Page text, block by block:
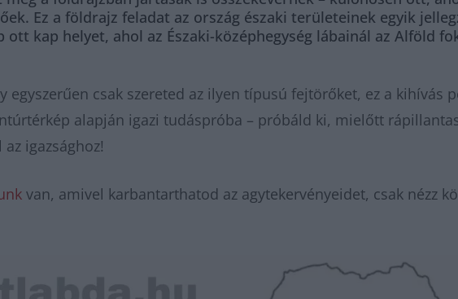
Ez a földrajz feladat az ország északi területeinek egyik
kap helyet, ahol az Északi-középhegység lábainál az Alföld
egyszerűen csak szereted az ilyen típusú fejtörőket, ez a kihívás
alapján igazi tudáspróba – próbáld ki, mielőtt
igazsághoz!
van, amivel karbantarthatod az agytekervényeidet, csak nézz